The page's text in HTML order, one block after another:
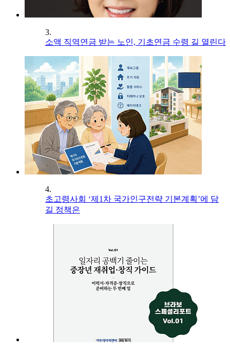
3.
소액 직역연금 받는 노인, 기초연금 수령 길 열린다
4.
초고령사회 ‘제1차 국가인구전략 기본계획’에 담
길 정책은